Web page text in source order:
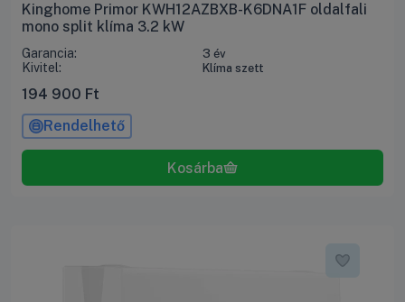
Kinghome Primor KWH12AZBXB-K6DNA1F oldalfali
mono split klíma 3.2 kW
Garancia: 3 év
Kivitel: Klíma szett
194 900 Ft
Rendelhető